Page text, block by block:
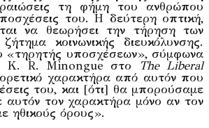
τη φήμη του ανθρώπου
του. Η δεύτερη οπτική,
να θεωρήσει την τήρηση των
κοινωνικής διευκόλυνσης.
«τηρητής υποσχέσεων», σύμφωνα
K. R. Minongue στο
The Liberal
χαρακτήρα από αυτόν που
του, και [ότι] θα μπορούσαμε
αυτόν τον χαρακτήρα μόνο αν τον
ηθικούς όρους».